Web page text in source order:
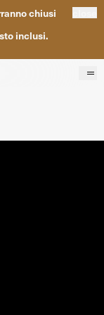
chiusi
inclusi.